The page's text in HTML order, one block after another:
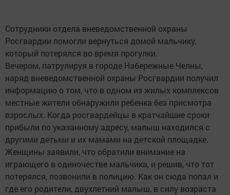
Сотрудники отдела вневедомственной охраны
Росгвардии помогли вернуться домой мальчику,
который потерялся во время прогулки.
Вечером, патрулируя в городе Набережные Челны,
наряд вневедомственной охраны Росгвардии получил
информацию о том, что в одном из жилых комплексов
местные жители обнаружили ребенка без присмотра
взрослых. Когда росгвардейцы в кратчайшие сроки
прибыли по указанному адресу, малыш находился с
другими детьми и их мамами на детской площадке.
Женщины заявили, что обратили внимание на
играющего в одиночестве мальчика, и решив, что тот
потерялся, позвонили в полицию. Как он сюда попал и
где его родители, двухлетний малыш, в силу возраста